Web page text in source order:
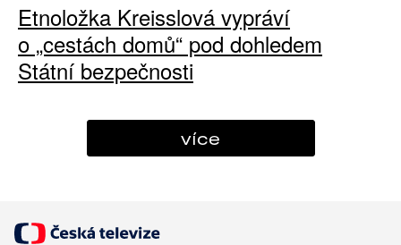
Etnoložka Kreisslová vypráví
o „cestách domů“ pod dohledem
Státní bezpečnosti
více